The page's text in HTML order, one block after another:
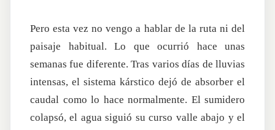
Pero esta vez no vengo a hablar de la ruta ni del
paisaje habitual. Lo que ocurrió hace unas
semanas fue diferente. Tras varios días de lluvias
intensas, el sistema kárstico dejó de absorber el
caudal como lo hace normalmente. El sumidero
colapsó, el agua siguió su curso valle abajo y el